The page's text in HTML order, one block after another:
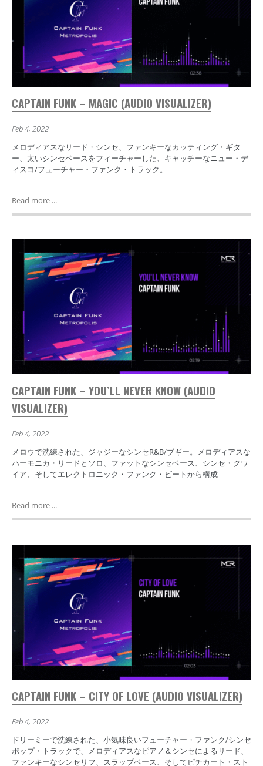
CAPTAIN FUNK – MAGIC (AUDIO VISUALIZER)
Feb 4, 2022
メロディアスなリード・シンセ、ファンキーなカッティング・ギタ
ー、太いシンセベースをフィーチャーした、キャッチーなニュー・デ
ィスコ/フューチャー・ファンク・トラック。
Read more ...
CAPTAIN FUNK – YOU’LL NEVER KNOW (AUDIO
VISUALIZER)
Feb 4, 2022
メロウで洗練された、ジャジーなシンセR&B/ブギー。メロディアスな
ハーモニカ・リードとソロ、ファットなシンセベース、シンセ・クワ
イア、そしてエレクトロニック・ファンク・ビートから構成
Read more ...
CAPTAIN FUNK – CITY OF LOVE (AUDIO VISUALIZER)
Feb 4, 2022
ドリーミーで洗練された、小気味良いフューチャー・ファンク/シンセ
ポップ・トラックで、メロディアスなピアノ＆シンセによるリード、
ファンキーなシンセリフ、スラップベース、そしてピチカート・スト